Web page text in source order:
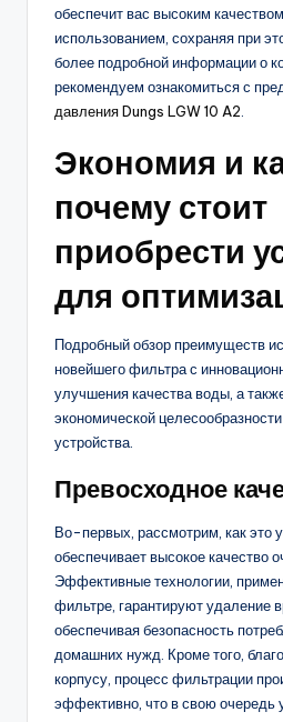
обеспечит вас высоким
использованием, сохраняя при
более подробной информации о
рекомендуем ознакомиться с
давления Dungs LGW 10 A2
Экономия и
почему стоит
приобрести
для
Подробный обзор преимуществ
новейшего фильтра с
улучшения качества воды, а
экономической
устройства.
Превосходное
Во-первых, рассмотрим, как это
обеспечивает высокое качество
Эффективные технологии,
фильтре, гарантируют удаление
обеспечивая безопасность
домашних нужд. Кроме того,
корпусу, процесс фильтрации
эффективно, что в свою очередь